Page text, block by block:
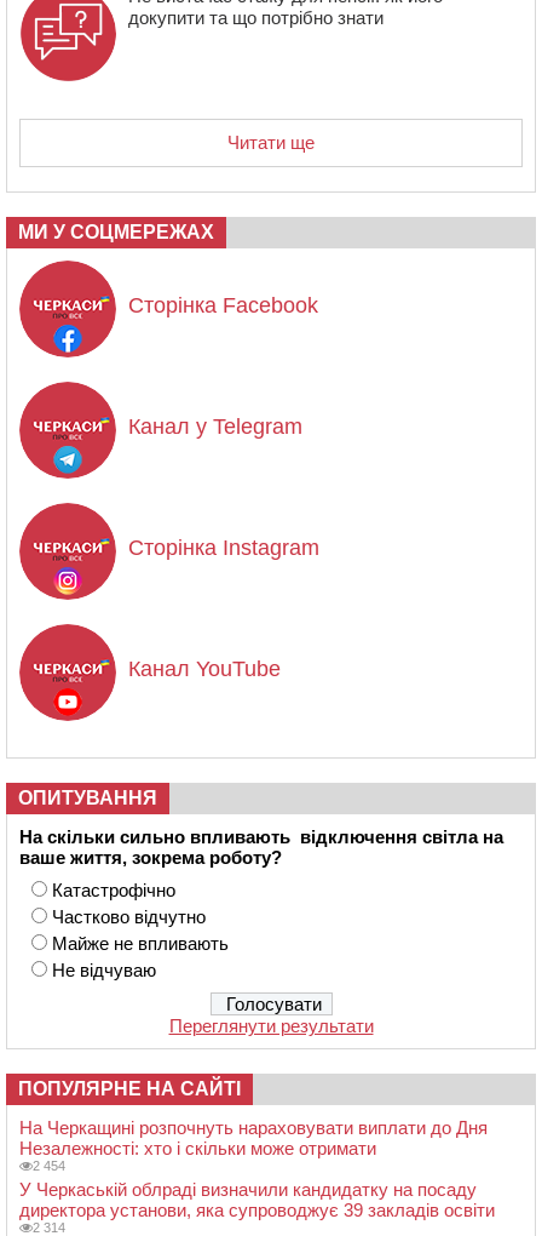
докупити та що потрібно знати
Читати ще
МИ У СОЦМЕРЕЖАХ
Сторінка Facebook
Канал у Telegram
Сторінка Instagram
Канал YouTube
ОПИТУВАННЯ
На скільки сильно впливають відключення світла на
ваше життя, зокрема роботу?
Катастрофічно
Частково відчутно
Майже не впливають
Не відчуваю
Переглянути результати
ПОПУЛЯРНЕ НА САЙТІ
На Черкащині розпочнуть нараховувати виплати до Дня
Незалежності: хто і скільки може отримати
2 454
У Черкаській облраді визначили кандидатку на посаду
директора установи, яка супроводжує 39 закладів освіти
2 314